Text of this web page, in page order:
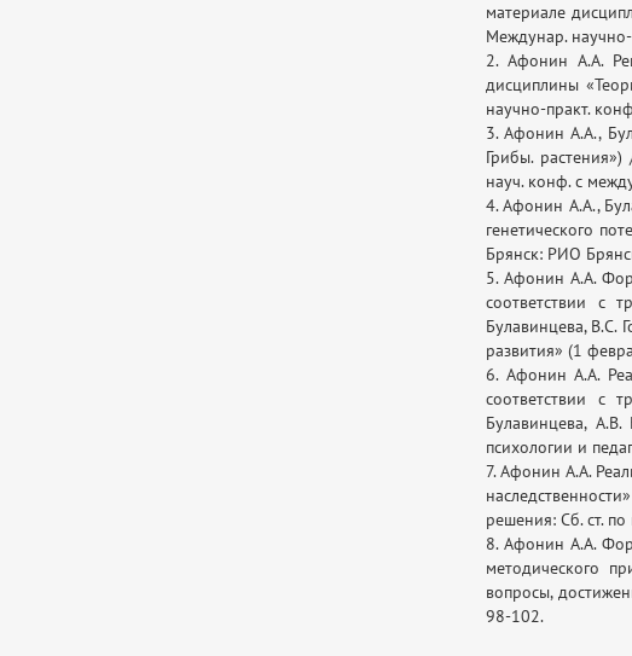
материале
Междунар.
2. Афонин А.А.
дисциплины
научно-практ.
3. Афонин А.А.,
Грибы.
науч. конф. с
4. Афонин А.А.,
генетического
Брянск: РИО
5. Афонин А.А.
соответствии с
Булавинцева, В.С.
развития» (1
6. Афонин А.А.
соответствии с
Булавинцева,
психологии и
7. Афонин А.А.
решения: Сб. ст.
8. Афонин А.А.
методического
вопросы,
98-102.